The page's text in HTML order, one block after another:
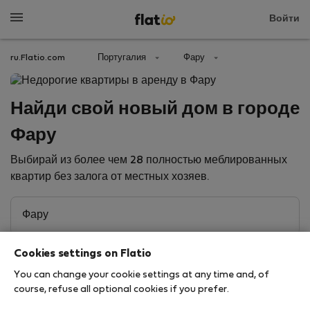
Войти
ru.Flatio.com Португалия Фару
Найди свой новый дом в городе
Фару
Выбирай из более чем 28 полностью меблированных
квартир без залога от местных хозяев.
Cookies settings on Flatio
You can change your cookie settings at any time and, of
course, refuse all optional cookies if you prefer.